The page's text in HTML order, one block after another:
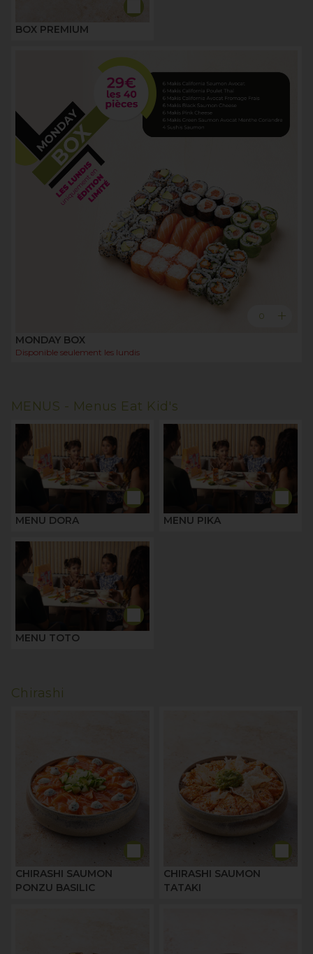
BOX PREMIUM
0 add
MONDAY BOX
Disponible seulement les lundis
MENUS - Menus Eat Kid's
MENU DORA MENU PIKA
MENU TOTO
Chirashi
CHIRASHI SAUMON
PONZU BASILIC
CHIRASHI SAUMON
TATAKI